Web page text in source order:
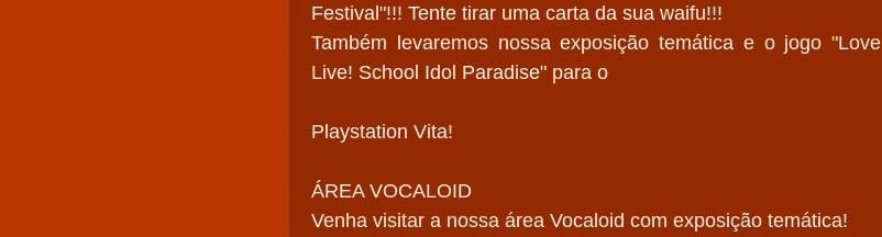
Festival"!!! Tente tirar uma carta da sua waifu!!!
Também levaremos nossa exposição temática e o jogo "Love
Live! School Idol Paradise" para o
Playstation Vita!
ÁREA VOCALOID
Venha visitar a nossa área Vocaloid com exposição temática!